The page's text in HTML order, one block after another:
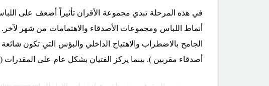
في هذه المرحلة تبدي مجموعة الأقران تأثيراً أضعف على
أنماط اللباس ومجموعات الأصدقاء والاهتمامات من شهر
الجامح بالاضطراب والاهتياج الداخلي والبؤس التي تكون
أصدقاء مقربين ). بينما يركز الفتيان بشكل عام على المقدرات